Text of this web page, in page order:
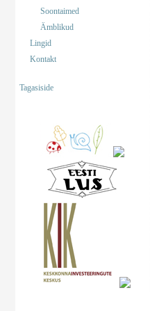
Soontaimed
Ämblikud
Lingid
Kontakt
Tagasiside